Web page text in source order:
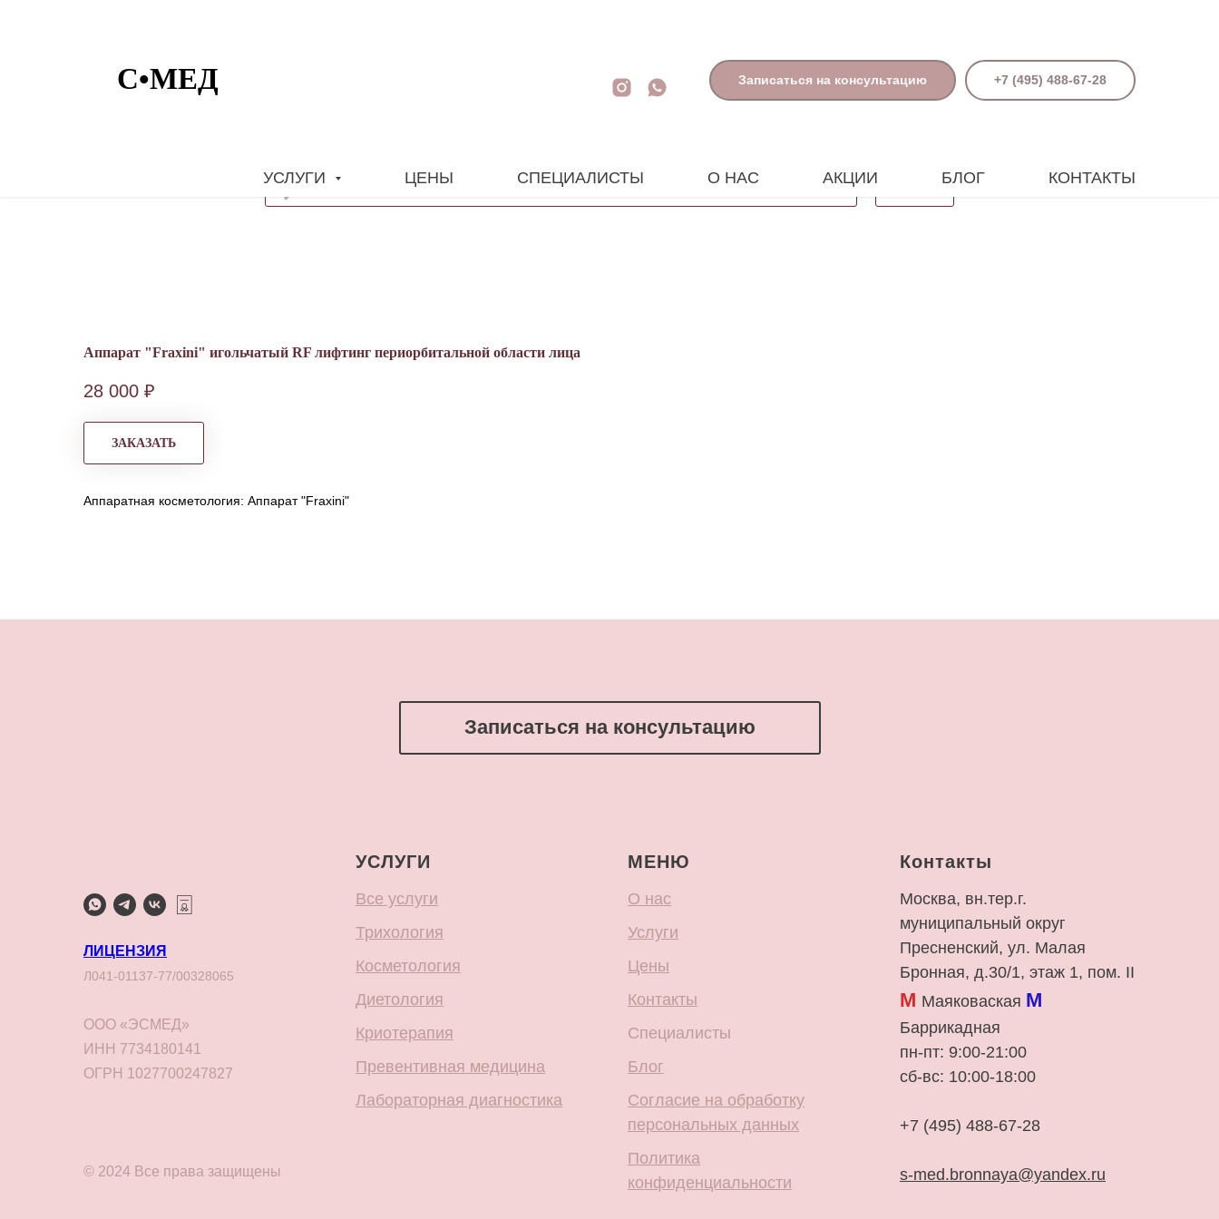
Записаться на консультацию +7 (495) 488-67-28
УСЛУГИ ЦЕНЫ СПЕЦИАЛИСТЫ О НАС АКЦИИ БЛОГ КОНТАКТЫ
Аппарат "Fraxini" игольчатый RF лифтинг периорбитальной области лица
28 000 ₽
ЗАКАЗАТЬ
Аппаратная косметология: Аппарат "Fraxini"
Записаться на консультацию
ЛИЦЕНЗИЯ
Л041-01137-77/00328065
ООО «ЭСМЕД»
ИНН 7734180141
ОГРН 1027700247827
© 2024 Все права защищены
УСЛУГИ
Все услуги
Трихология
Косметология
Диетология
Криотерапия
Превентивная медицина
Лабораторная диагностика
МЕНЮ
О нас
Услуги
Цены
Контакты
Специалисты
Блог
Согласие на обработку
персональных данных
Политика
конфиденциальности
Контакты
Москва, вн.тер.г.
муниципальный округ
Пресненский, ул. Малая
Бронная, д.30/1, этаж 1, пом. II
М Маяковаская М
Баррикадная
пн-пт: 9:00-21:00
сб-вс: 10:00-18:00
+7 (495) 488-67-28
s-med.bronnaya@yandex.ru